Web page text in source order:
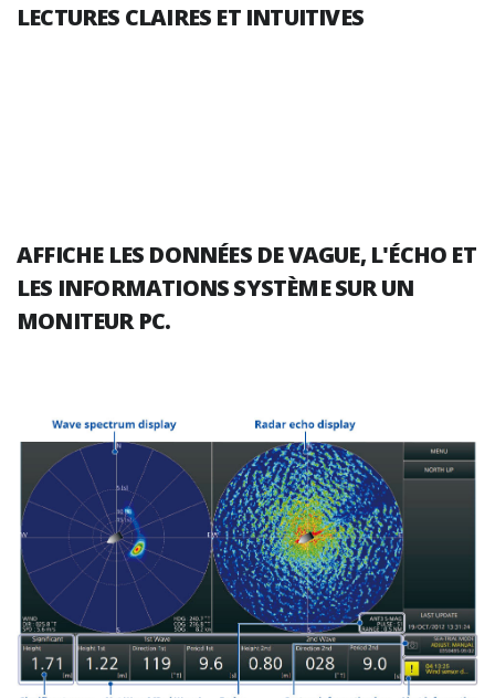
LECTURES CLAIRES ET INTUITIVES
AFFICHE LES DONNÉES DE VAGUE, L'ÉCHO ET
LES INFORMATIONS SYSTÈME SUR UN
MONITEUR PC.